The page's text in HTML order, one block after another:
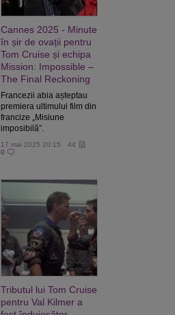
Cannes 2025 - Minute
în șir de ovații pentru
Tom Cruise și echipa
Mission: Impossible –
The Final Reckoning
Francezii abia așteptau
premiera ultimului film din
francize „Misiune
imposibilă”.
17 mai 2025 20:15
44
0
Tributul lui Tom Cruise
pentru Val Kilmer a